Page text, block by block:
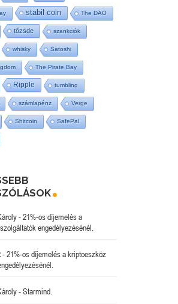
stabil coin The DAO
tőzsde szankciók
whisky Satoshi
The Pirate Bay
Ripple tumbling
számlapénz Verge
Shitcoin SafePal
-21%-os díjemelés a
engedélyezésénél.
-21%-os díjemelés a kriptoeszköz
-Starmind.